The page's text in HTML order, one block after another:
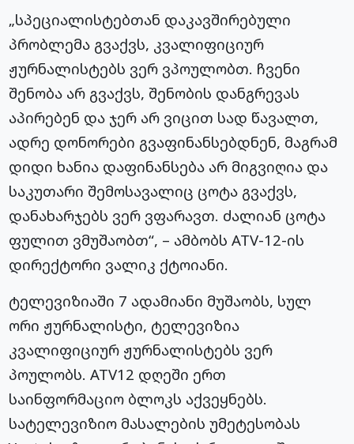
„სპეციალისტებთან დაკავშირებული
პრობლემა გვაქვს, კვალიფიციურ
ჟურნალისტებს ვერ ვპოულობთ. ჩვენი
შენობა არ გვაქვს, შენობის დანგრევას
აპირებენ და ჯერ არ ვიცით სად წავალთ,
ადრე დონორები გვაფინანსებდნენ, მაგრამ
დიდი ხანია დაფინანსება არ მიგვიღია და
საკუთარი შემოსავალიც ცოტა გვაქვს,
დანახარჯებს ვერ ვფარავთ. ძალიან ცოტა
ფულით ვმუშაობთ“, – ამბობს ATV-12-ის
დირექტორი ვალიკ ქტოიანი.
ტელევიზიაში 7 ადამიანი მუშაობს, სულ
ორი ჟურნალისტი, ტელევიზია
კვალიფიციურ ჟურნალისტებს ვერ
პოულობს. ATV12 დღეში ერთ
საინფორმაციო ბლოკს აქვეყნებს.
სატელევიზიო მასალების უმეტესობას